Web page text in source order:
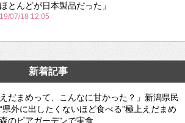
とんどが日本製品だった」
07/18 12:05
新着記事
えだまめって、こんなに甘かった？」新潟県民
県外に出したくないほど食べる”極上えだまめ
のビアガーデンで実食